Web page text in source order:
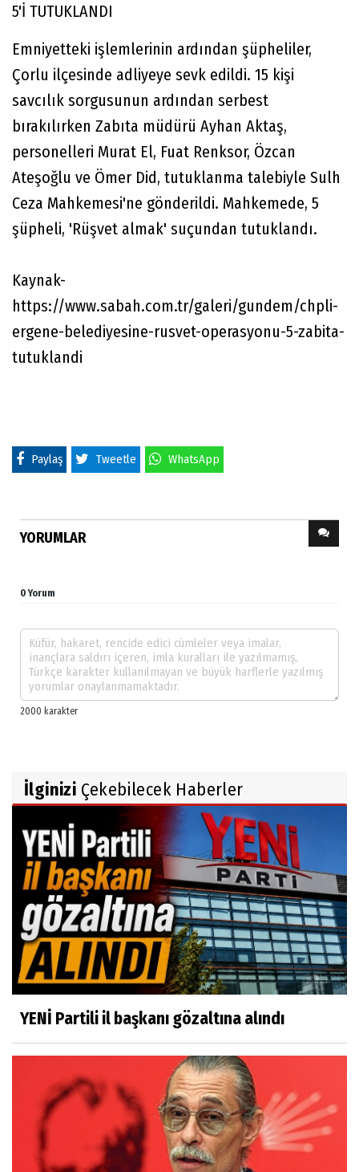
5'İ TUTUKLANDI
Emniyetteki işlemlerinin ardından şüpheliler,
Çorlu ilçesinde adliyeye sevk edildi. 15 kişi
savcılık sorgusunun ardından serbest
bırakılırken Zabıta müdürü Ayhan Aktaş,
personelleri Murat El, Fuat Renksor, Özcan
Ateşoğlu ve Ömer Did, tutuklanma talebiyle Sulh
Ceza Mahkemesi'ne gönderildi. Mahkemede, 5
şüpheli, 'Rüşvet almak' suçundan tutuklandı.
Kaynak-
https://www.sabah.com.tr/galeri/gundem/chpli-
ergene-belediyesine-rusvet-operasyonu-5-zabita-
tutuklandi
Paylaş Tweetle WhatsApp
YORUMLAR
0 Yorum
İlginizi Çekebilecek Haberler
YENİ Partili il başkanı gözaltına alındı